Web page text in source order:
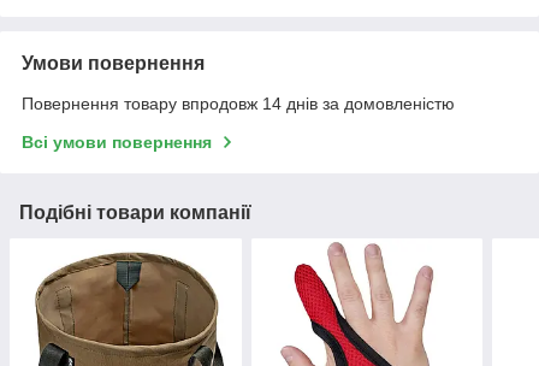
Умови повернення
Повернення товару впродовж 14 днів за домовленістю
Всі умови повернення
Подібні товари компанії